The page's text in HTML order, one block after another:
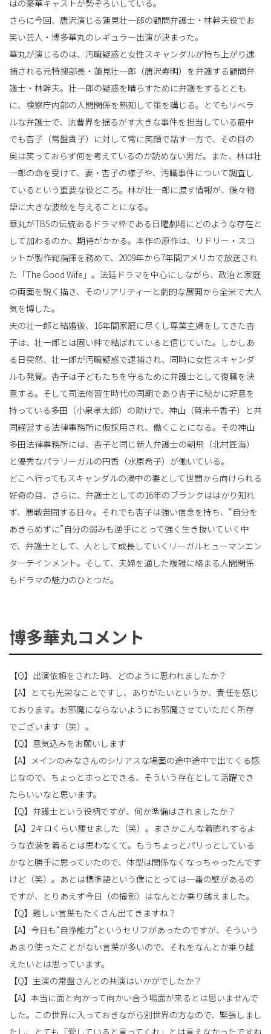
はの豪華キャストが勢ぞろいしている。
さらに今回、唐沢演じる蓮見壮一郎の顧問弁護士・林幹夫役でお
笑い芸人・博多華丸のレギュラー出演が決まった。
華丸が演じるのは、汚職疑惑と女性スキャンダルが持ち上がり逮
捕される元特捜部長・蓮見壮一郎（唐沢寿明）を弁護する顧問弁
護士・林幹夫。壮一郎の疑惑を晴らすために弁護をするととも
に、検察庁内部の人間関係を熟知して策を講じる。とてもリベラ
ルな弁護士で、法曹界を揺るがす大きな事件を担当している最中
でも杏子（常盤貴子）に対して常に笑顔で話す一方で、その目の
奥は笑っておらず何を考えているのか読めない男だ。また、林は壮
一郎の命を受けて、妻・杏子の様子や、汚職事件について調査し
ているという重要な役どころ。林が壮一郎に渡す情報が、後々物
語に大きな波紋を与えることになる。
華丸がTBSの伝統あるドラマ枠である日曜劇場にどのような存在と
して加わるのか、期待がかかる。本作の原作は、リドリー・スコ
ットが製作総指揮を務めて、2009年から7年間アメリカで放送され
た「The Good Wife」。法廷ドラマを中心にしながら、政治と家庭
の両面を鋭く描き、そのリアリティーと劇的な展開から全米で大人
気を博した。
夫の壮一郎と結婚後、16年間家庭に尽くし専業主婦をしてきた杏
子は、壮一郎とは固い絆で結ばれていると信じていた。しかしあ
る日突然、壮一郎が汚職疑惑で逮捕され、同時に女性スキャンダ
ルも発覚。杏子は子どもたちを守るために弁護士として復職を決
意する。そして司法修習生時代の同期であり杏子に秘かに好意を
持っている多田（小泉孝太郎）の助けで、神山（賀来千香子）と共
同経営する法律事務所に仮採用され、働くことになる。その神山
多田法律事務所には、杏子と同じ新人弁護士の朝飛（北村匠海）
と優秀なパラリーガルの円香（水原希子）が働いている。
どこへ行ってもスキャンダルの渦中の妻として世間から向けられる
好奇の目、さらに、弁護士としての16年のブランクははかり知れ
ず、悪戦苦闘する日々。それでも杏子は強い信念を持ち、“自分を
あきらめずに”自分の弱みも逆手にとって強く生き抜いていく中
で、弁護士として、人として成長していくリーガルヒューマンエン
ターテインメント。そして、夫婦を通した複雑に絡まる人間関係
もドラマの魅力のひとつだ。
博多華丸コメント
【Q】出演依頼をされた時、どのように思われましたか？
【A】とても光栄なことですし、ありがたいというか、責任を感じ
ております。お邪魔にならないようにお邪魔させていただく所存
でございます（笑）。
【Q】意気込みをお願いします
【A】メインのみなさんのシリアスな場面の途中途中で出てくる感
じなので、ちょっとホっとできる、そういう存在として活躍でき
たらいいなと思います。
【Q】弁護士という役柄ですが、何か準備はされましたか？
【A】2キロくらい痩せました（笑）。まさかこんな着膨れするよ
うな衣装を着るとは思わなくて。もうちょっとパリっとしている
かなと勝手に思っていたので、体型は関係なくなっちゃったんです
けど（笑）。あとは標準語という僕にとっては一番の壁があるの
ですが、とりあえず今日（の撮影）はなんとか乗り越えました。
【Q】難しい言葉もたくさん出てきますね？
【A】今日も“自浄能力”というセリフがあったのですが、そういう
あまり使ったことがない言葉が多いので、それをなんとか乗り越
えたいとは思っています。
【Q】主演の常盤さんとの共演はいかがでしたか？
【A】本当に面と向かって向かい合う場面が来るとは思いませんで
した。この世界に入っておきながら別世界の方なので、緊張しまし
たし、とても「愛していると言ってくれ」とは言えなかったですね